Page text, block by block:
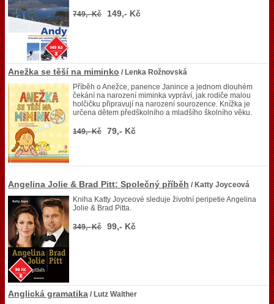
749,- Kč 149,- Kč
Anežka se těší na miminko / Lenka Rožnovská
Příběh o Anežce, panence Janince a jednom dlouhém
čekání na narození miminka vypráví, jak rodiče malou
holčičku připravují na narození sourozence. Knížka je
určena dětem předškolního a mladšího školního věku.
149,- Kč 79,- Kč
Angelina Jolie & Brad Pitt: Společný příběh / Katty Joyceová
Kniha Katty Joyceové sleduje životní peripetie Angelina
Jolie & Brad Pitta.
349,- Kč 99,- Kč
Anglická gramatika / Lutz Walther